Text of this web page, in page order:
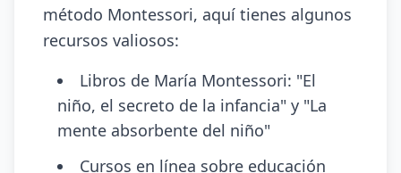
método Montessori, aquí tienes algunos
recursos valiosos:
Libros de María Montessori: "El
niño, el secreto de la infancia" y "La
mente absorbente del niño"
Cursos en línea sobre educación